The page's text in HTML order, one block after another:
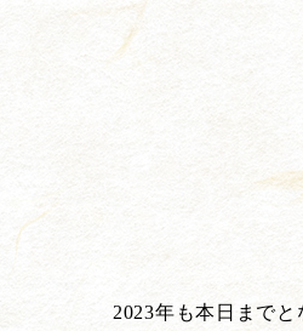
2023年も本日までと